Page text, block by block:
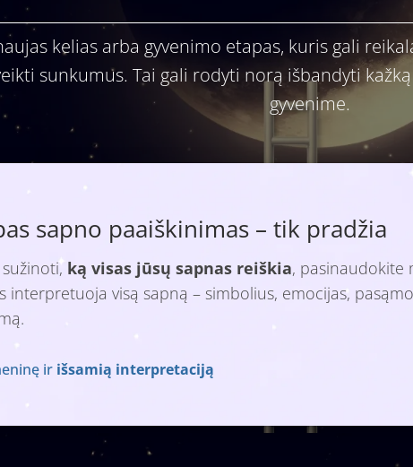
kelias arba gyvenimo etapas, kuris gali
sunkumus. Tai gali rodyti norą išbandyti
gyvenime.
sapno paaiškinimas – tik pradžia
ką visas jūsų sapnas reiškia, pasinaudokite
interpretuoja visą sapną – simbolius, emocijas,
ir išsamią interpretaciją